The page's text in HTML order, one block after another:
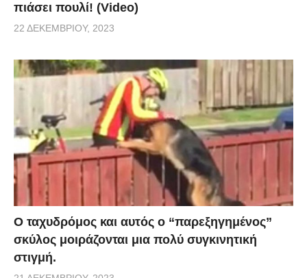
πιάσει πουλί! (Video)
22 ΔΕΚΕΜΒΡΊΟΥ, 2023
Ο ταχυδρόμος και αυτός ο “παρεξηγημένος”
σκύλος μοιράζονται μια πολύ συγκινητική
στιγμή.